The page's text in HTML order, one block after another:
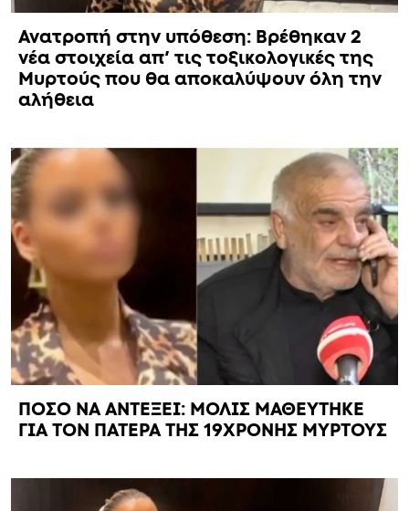
Ανατροπή στην υπόθεση: Βρέθηκαν 2
νέα στοιχεία απ’ τις τοξικολογικές της
Μυρτούς που θα αποκαλύψουν όλη την
αλήθεια
ΠΟΣΟ ΝΑ ΑΝΤΕΞΕΙ: ΜΟΛΙΣ ΜΑΘΕΥΤΗΚΕ
ΓΙΑ ΤΟΝ ΠΑΤΕΡΑ ΤΗΣ 19ΧΡΟΝΗΣ ΜΥΡΤΟΥΣ